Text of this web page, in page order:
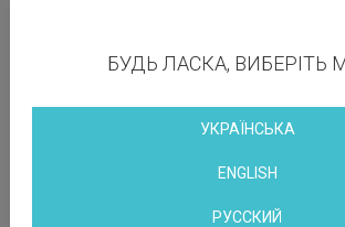
РОЗТАШУВАННЯ ОБ’ЄКТА
БУДЬ ЛАСКА, ВИБЕРІТЬ
УКРАЇНСЬКА
ENGLISH
РУССКИЙ